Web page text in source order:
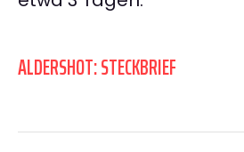
ALDERSHOT: STECKBRIEF